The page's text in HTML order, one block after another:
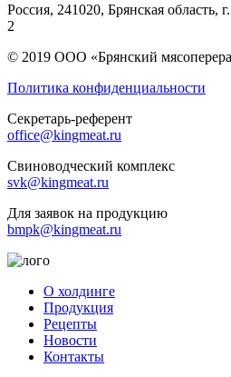
Россия, 241020, Брянская область,
2
© 2019 ООО «Брянский
Политика конфиденциальности
Секретарь-референт
office@kingmeat.ru
Свиноводческий комплекс
svk@kingmeat.ru
Для заявок на продукцию
bmpk@kingmeat.ru
О холдинге
Продукция
Рецепты
Новости
Контакты